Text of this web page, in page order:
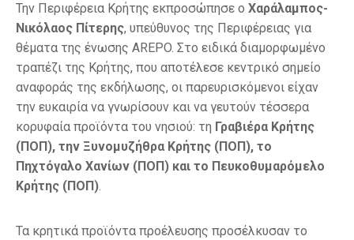
Την Περιφέρεια Κρήτης εκπροσώπησε ο Χαράλαμπος-
Νικόλαος Πίτερης, υπεύθυνος της Περιφέρειας για
θέματα της ένωσης AREPO. Στο ειδικά διαμορφωμένο
τραπέζι της Κρήτης, που αποτέλεσε κεντρικό σημείο
αναφοράς της εκδήλωσης, οι παρευρισκόμενοι είχαν
την ευκαιρία να γνωρίσουν και να γευτούν τέσσερα
κορυφαία προϊόντα του νησιού: τη Γραβιέρα Κρήτης
(ΠΟΠ), την Ξυνομυζήθρα Κρήτης (ΠΟΠ), το
Πηχτόγαλο Χανίων (ΠΟΠ) και το Πευκοθυμαρόμελο
Κρήτης (ΠΟΠ).
Τα κρητικά προϊόντα προέλευσης προσέλκυσαν το